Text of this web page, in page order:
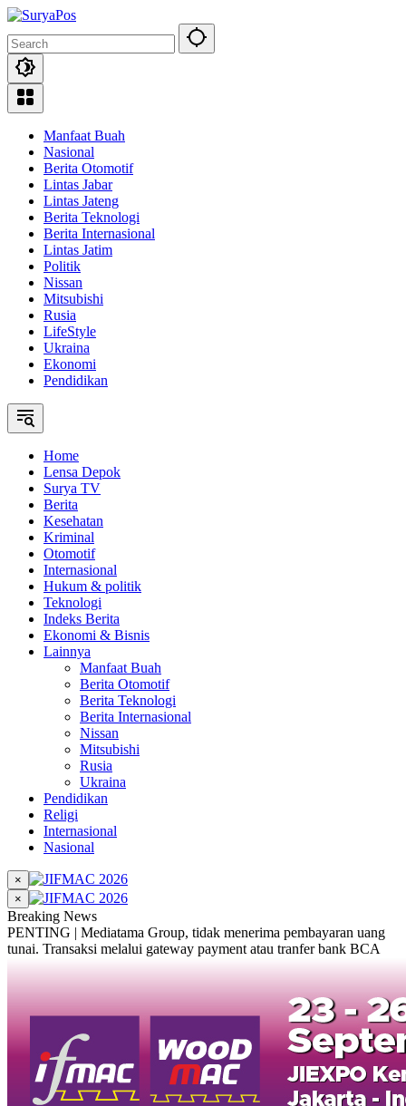
Skip
content
Manfaat Buah
Nasional
Berita Otomotif
Lintas Jabar
Lintas Jateng
Berita Teknologi
Berita Internasional
Lintas Jatim
Politik
Nissan
Mitsubishi
Rusia
LifeStyle
Ukraina
Ekonomi
Pendidikan
Home
Lensa Depok
Surya TV
Berita
Kesehatan
Kriminal
Otomotif
Internasional
Hukum & politik
Teknologi
Indeks Berita
Ekonomi & Bisnis
Lainnya
Manfaat Buah
Berita Otomotif
Berita Teknologi
Berita Internasional
Nissan
Mitsubishi
Rusia
Ukraina
Pendidikan
Religi
Internasional
Nasional
×
×
Breaking News
PENTING | Mediatama Group, tidak menerima pembayaran uang
tunai. Transaksi melalui gateway payment atau tranfer bank BCA